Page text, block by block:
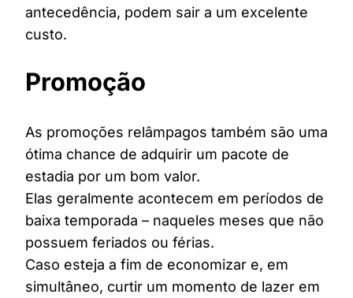
antecedência, podem sair a um excelente
custo.
Promoção
As promoções relâmpagos também são uma
ótima chance de adquirir um pacote de
estadia por um bom valor.
Elas geralmente acontecem em períodos de
baixa temporada – naqueles meses que não
possuem feriados ou férias.
Caso esteja a fim de economizar e, em
simultâneo, curtir um momento de lazer em